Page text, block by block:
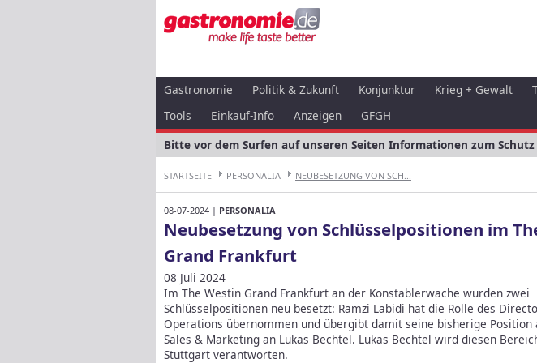
Gastronomie Politik & Zukunft Konjunktur Krieg + Gewalt
Tools
Einkauf-Info Anzeigen
GFGH
Bitte vor dem Surfen auf unseren Seiten Informationen zum
STARTSEITE PERSONALIA NEUBESETZUNG VON SCH...
08-07-2024 | PERSONALIA
Neubesetzung von Schlüsselpositionen im
Grand Frankfurt
08 Juli 2024
Im The Westin Grand Frankfurt an der Konstablerwache wurden zwei
Schlüsselpositionen neu besetzt: Ramzi Labidi hat die Rolle des
Operations übernommen und übergibt damit seine bisherige
Sales & Marketing an Lukas Bechtel. Lukas Bechtel wird diesen
Stuttgart verantworten.